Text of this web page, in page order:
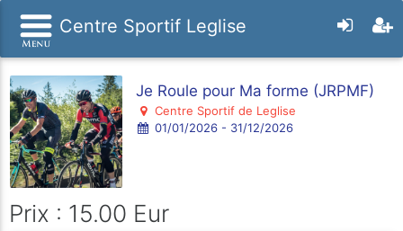
Centre Sportif Leglise
Je Roule pour Ma forme (JRPMF)
Centre Sportif de Leglise
01/01/2026 - 31/12/2026
Prix : 15.00 Eur